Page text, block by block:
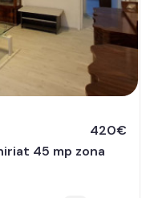
420€
45 mp zona